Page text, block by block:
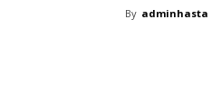
By adminhasta